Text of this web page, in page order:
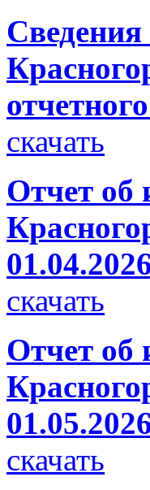
скачать
Отчет об
скачать
Отчет об
скачать